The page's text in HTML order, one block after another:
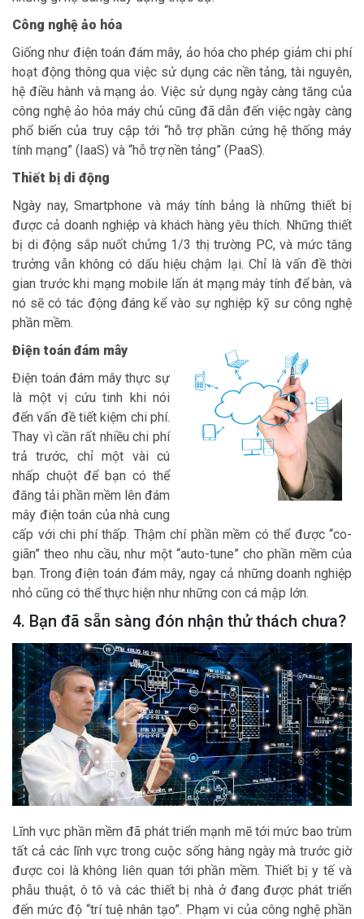
Công nghệ ảo hóa
Giống như điện toán đám mây, ảo hóa cho phép giảm chi phí
hoạt động thông qua việc sử dụng các nền tảng, tài nguyên,
hệ điều hành và mạng ảo. Việc sử dụng ngày càng tăng của
công nghệ ảo hóa máy chủ cũng đã dẫn đến việc ngày càng
phổ biến của truy cập tới “hỗ trợ phần cứng hệ thống máy
tính mạng” (IaaS) và “hỗ trợ nền tảng” (PaaS).
Thiết bị di động
Ngày nay, Smartphone và máy tính bảng là những thiết bị
được cả doanh nghiệp và khách hàng yêu thích. Những thiết
bị di động sắp nuốt chửng 1/3 thị trường PC, và mức tăng
trưởng vẫn không có dấu hiệu chậm lại. Chỉ là vấn đề thời
gian trước khi mạng mobile lấn át mạng máy tính để bàn, và
nó sẽ có tác động đáng kể vào sự nghiệp kỹ sư công nghệ
phần mềm.
Điện toán đám mây
Điện toán đám mây thực sự
là một vị cứu tinh khi nói
đến vấn đề tiết kiệm chi phí.
Thay vì cần rất nhiều chi phí
trả trước, chỉ một vài cú
nhấp chuột để bạn có thể
đăng tải phần mềm lên đám
mây điện toán của nhà cung
cấp với chi phí thấp. Thậm chí phần mềm có thể được “co-
giãn” theo nhu cầu, như một “auto-tune” cho phần mềm của
bạn. Trong điện toán đám mây, ngay cả những doanh nghiệp
nhỏ cũng có thể thực hiện như những con cá mập lớn.
4. Bạn đã sẵn sàng đón nhận thử thách chưa?
Lĩnh vực phần mềm đã phát triển mạnh mẽ tới mức bao trùm
tất cả các lĩnh vực trong cuộc sống hàng ngày mà trước giờ
được coi là không liên quan tới phần mềm. Thiết bị y tế và
phẫu thuật, ô tô và các thiết bị nhà ở đang được phát triển
đến mức độ “trí tuệ nhân tạo”. Phạm vi của công nghệ phần